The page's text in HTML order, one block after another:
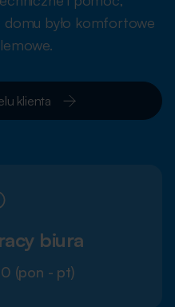
domu było komfortowe
klienta
biura
(pon - pt)